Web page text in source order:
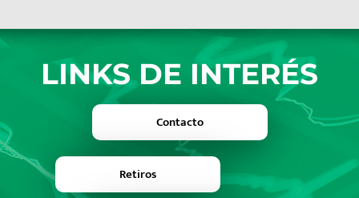
LINKS DE INTERÉS
Contacto
Retiros